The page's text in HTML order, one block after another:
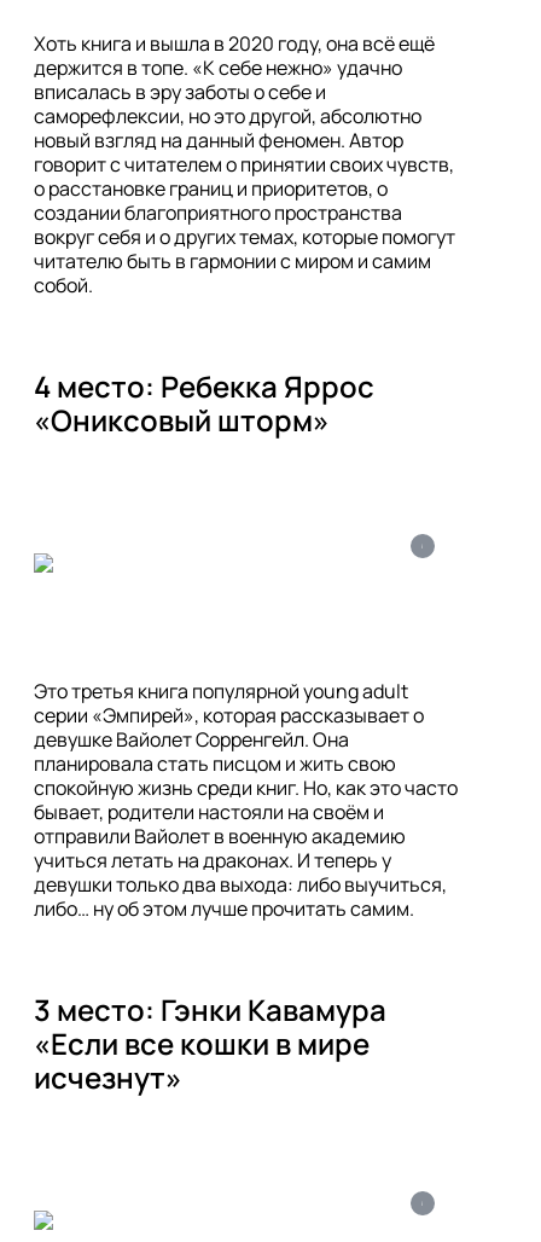
Хоть книга и вышла в 2020 году, она всё ещё
держится в топе. «К себе нежно» удачно
вписалась в эру заботы о себе и
саморефлексии, но это другой, абсолютно
новый взгляд на данный феномен. Автор
говорит с читателем о принятии своих чувств,
о расстановке границ и приоритетов, о
создании благоприятного пространства
вокруг себя и о других темах, которые помогут
читателю быть в гармонии с миром и самим
собой.
4 место: Ребекка Яррос
«Ониксовый шторм»
i
Это третья книга популярной young adult
серии «Эмпирей», которая рассказывает о
девушке Вайолет Сорренгейл. Она
планировала стать писцом и жить свою
спокойную жизнь среди книг. Но, как это часто
бывает, родители настояли на своём и
отправили Вайолет в военную академию
учиться летать на драконах. И теперь у
девушки только два выхода: либо выучиться,
либо… ну об этом лучше прочитать самим.
3 место: Гэнки Кавамура
«Если все кошки в мире
i